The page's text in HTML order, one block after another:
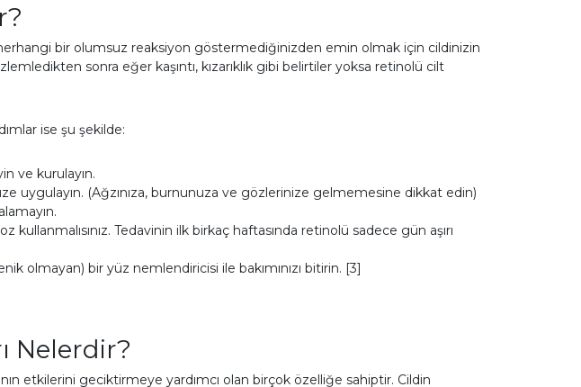
bir olumsuz reaksiyon göstermediğinizden emin olmak için cildinizin
sonra eğer kaşıntı, kızarıklık gibi belirtiler yoksa retinolü cilt
ise şu şekilde:
ve kurulayın.
uygulayın. (Ağzınıza, burnunuza ve gözlerinize gelmemesine dikkat edin)
kullanmalısınız. Tedavinin ilk birkaç haftasında retinolü sadece gün aşırı
olmayan) bir yüz nemlendiricisi ile bakımınızı bitirin. [3]
Nelerdir?
etkilerini geciktirmeye yardımcı olan birçok özelliğe sahiptir. Cildin